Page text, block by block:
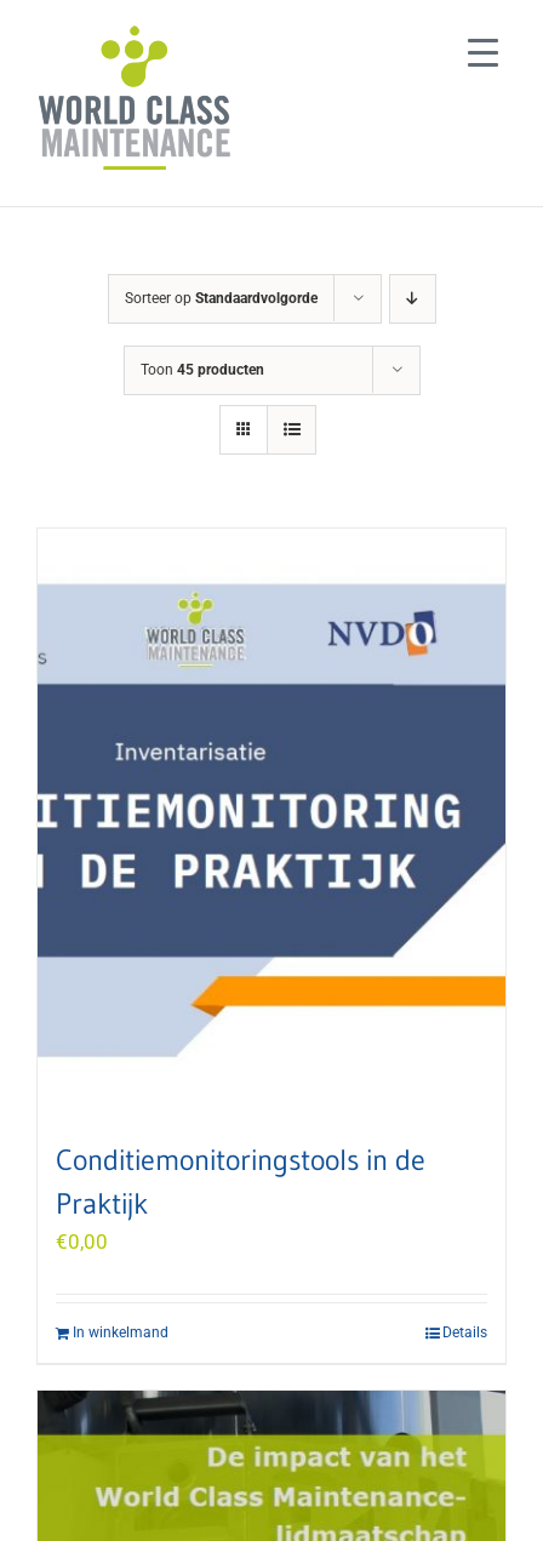
Sorteer op Standaardvolgorde
Toon 45 producten
Conditiemonitoringstools in de
Praktijk
€0,00
In winkelmand Details